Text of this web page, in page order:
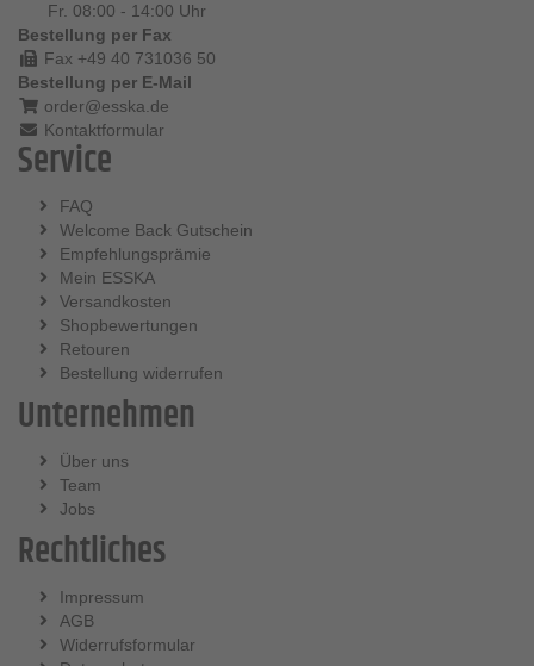
Fr. 08:00 - 14:00 Uhr
Bestellung per Fax
Fax +49 40 731036 50
Bestellung per E-Mail
order@esska.de
Kontaktformular
Service
FAQ
Welcome Back Gutschein
Empfehlungsprämie
Mein ESSKA
Versandkosten
Shopbewertungen
Retouren
Bestellung widerrufen
Unternehmen
Über uns
Team
Jobs
Rechtliches
Impressum
AGB
Widerrufsformular